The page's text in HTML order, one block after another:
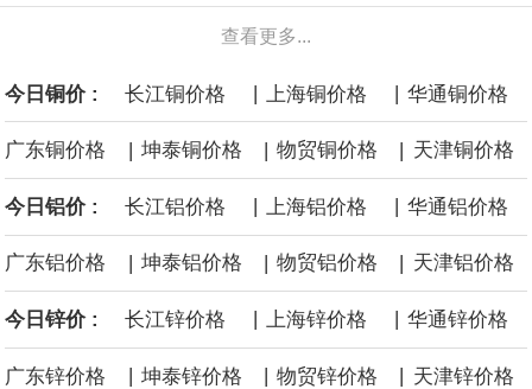
高50%。
芝加哥期权交易所全球市场公司（CBOE GLOBAL MARKETS
INC）：CBOE 欧洲清算所将于 8 月 24 日起，将证券融资交易清算
业务拓展至固定收益品类。
查看更多...
今日铜价 : 长江铜价格 | 上海铜价格 | 华通铜价格
广东铜价格 | 坤泰铜价格 | 物贸铜价格 | 天津铜价格
今日铝价 : 长江铝价格 上海铝价格 华通铝价格
广东铝价格 | 坤泰铝价格 | 物贸铝价格 | 天津铝价格
今日锌价 : 长江锌价格 上海锌价格 华通锌价格
广东锌价格 | 坤泰锌价格 | 物贸锌价格 | 天津锌价格